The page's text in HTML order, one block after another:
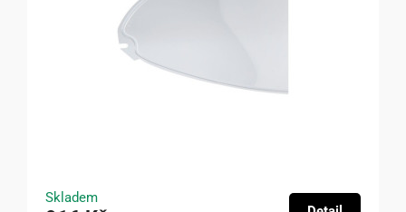
Skladem